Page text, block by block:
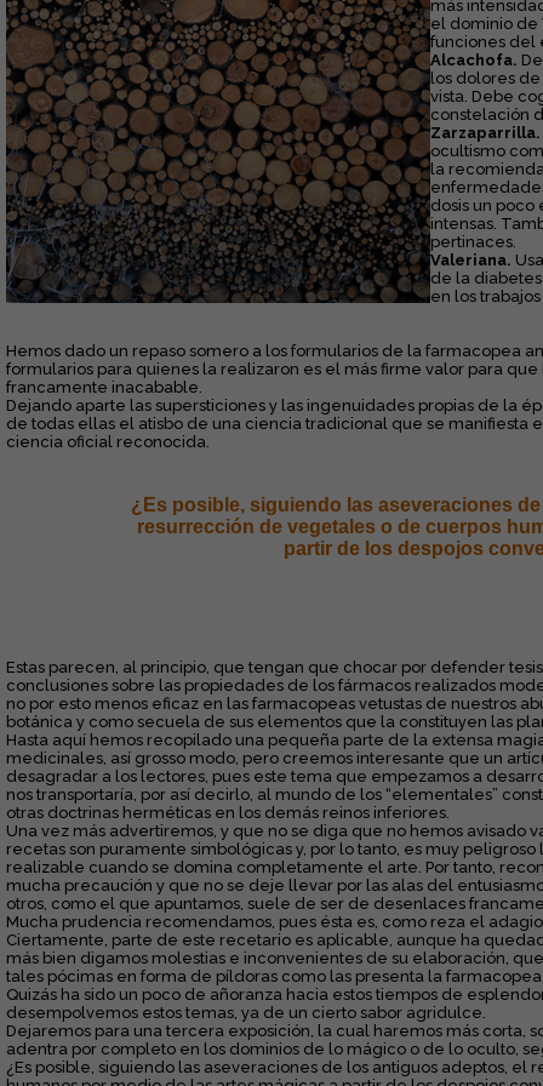
más
el dominio de
funciones del
Alcachofa.
los dolores
vista. Debe
constelación
Zarzaparrilla.
ocultismo
la
dosis un
intensas.
pertinaces.
Valeriana.
de la
en los
Hemos dado un repaso somero a los formularios de la farmacopea
formularios para quienes la realizaron es el más firme valor para
francamente inacabable.
Dejando aparte las supersticiones y las ingenuidades propias de la
de todas ellas el atisbo de una ciencia tradicional que se manifiesta
ciencia oficial reconocida.
¿Es posible, siguiendo las aseveraciones
resurrección de vegetales o de cuerpos
partir de los despojos
Estas parecen, al principio, que tengan que chocar por defender
conclusiones sobre las propiedades de los fármacos realizados
no por esto menos eficaz en las farmacopeas vetustas de nuestros
botánica y como secuela de sus elementos que la constituyen las
Hasta aquí hemos recopilado una pequeña parte de la extensa
medicinales, así grosso modo, pero creemos interesante que un
desagradar a los lectores, pues este tema que empezamos a
nos transportaría, por así decirlo, al mundo de los “elementales”
otras doctrinas herméticas en los demás reinos inferiores.
Una vez más advertiremos, y que no se diga que no hemos
recetas son puramente simbológicas y, por lo tanto, es muy
realizable cuando se domina completamente el arte. Por tanto,
mucha precaución y que no se deje llevar por las alas del
otros, como el que apuntamos, suele de ser de desenlaces
Mucha prudencia recomendamos, pues ésta es, como reza el
Ciertamente, parte de este recetario es aplicable, aunque ha
más bien digamos molestias e inconvenientes de su elaboración,
tales pócimas en forma de píldoras como las presenta la
Quizás ha sido un poco de añoranza hacia estos tiempos de
desempolvemos estos temas, ya de un cierto sabor agridulce.
Dejaremos para una tercera exposición, la cual haremos más corta,
adentra por completo en los dominios de lo mágico o de lo oculto,
¿Es posible, siguiendo las aseveraciones de los antiguos adeptos,